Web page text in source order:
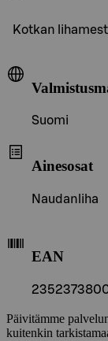
Kotkan
Suomi
Ainesosat
Naudanliha
EAN
Päivitämme
kuitenkin